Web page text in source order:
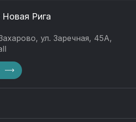
Рига
ул. Заречная, 45А,